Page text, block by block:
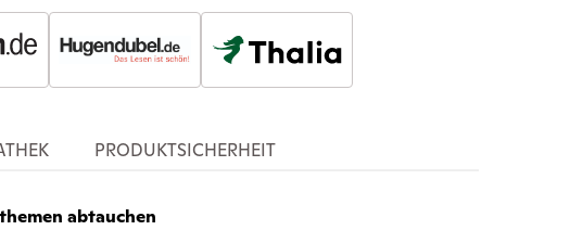
PRODUKTSICHERHEIT
abtauchen